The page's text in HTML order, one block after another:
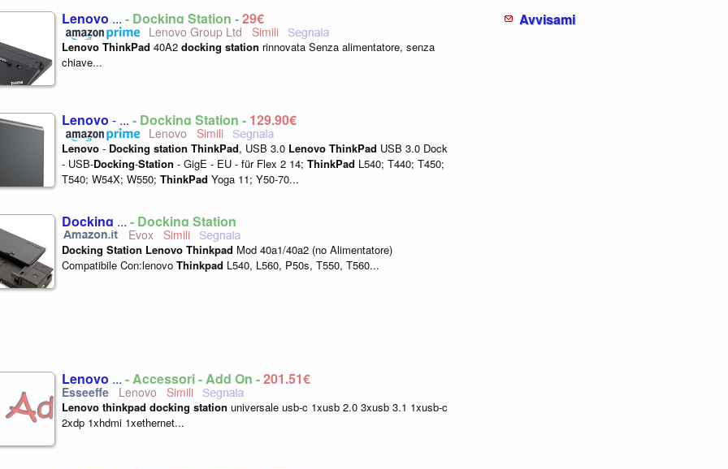
Lenovo ... - Docking Station -29€
Lenovo Group Ltd
Lenovo ThinkPad 40A2 docking station rinnovata Senza alimentatore, senza
chiave...
Lenovo - ... - Docking Station - 129,90€
Lenovo
Lenovo - Docking station ThinkPad, USB 3.0 Lenovo ThinkPad USB 3.0 Dock
- USB-Docking-Station - GigE - EU - für Flex 2 14; ThinkPad L540; T440; T450;
T540; W54X; W550; ThinkPad Yoga 11; Y50-70...
Docking ... - Docking Station
Evox
Docking Station Lenovo Thinkpad Mod 40a1/40a2 (no Alimentatore)
Compatibile Con:lenovo Thinkpad L540, L560, P50s, T550, T560...
Lenovo ... - Accessori - Add On -201,51€
Lenovo
Lenovo thinkpad docking station universale usb-c 1xusb 2.0 3xusb 3.1 1xusb-c
2xdp 1xhdmi 1xethernet...
Avvisami